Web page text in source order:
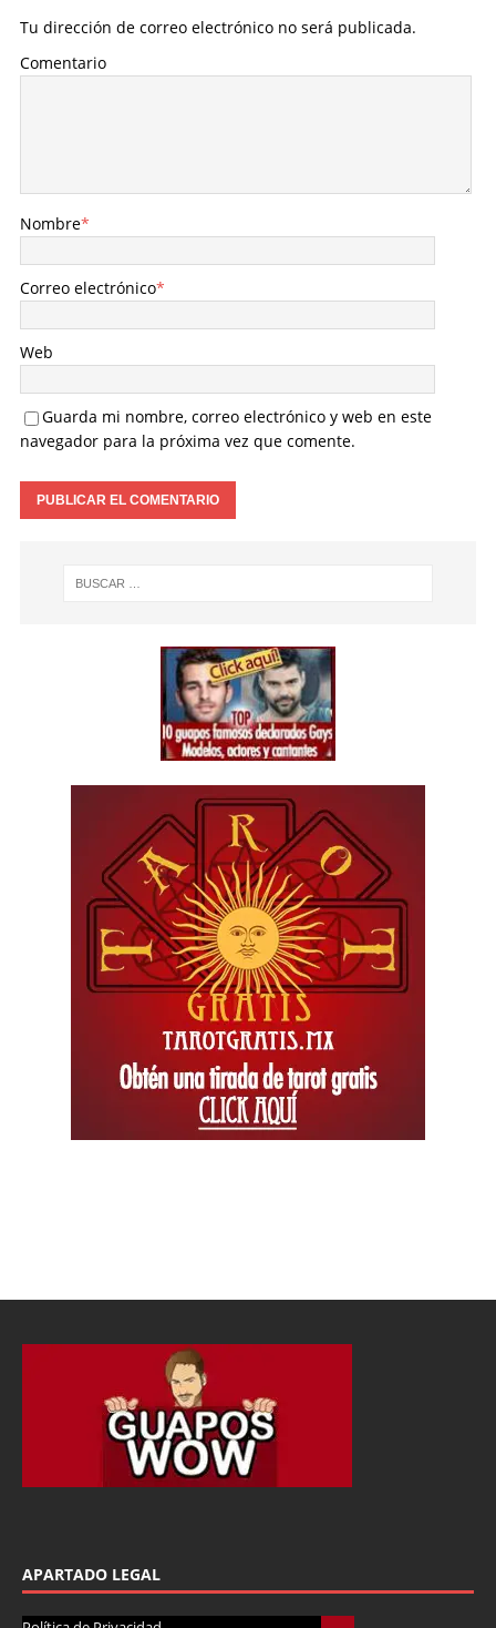
Tu dirección de correo electrónico no será publicada.
Comentario
Nombre*
Correo electrónico*
Web
Guarda mi nombre, correo electrónico y web en este
navegador para la próxima vez que comente.
APARTADO LEGAL